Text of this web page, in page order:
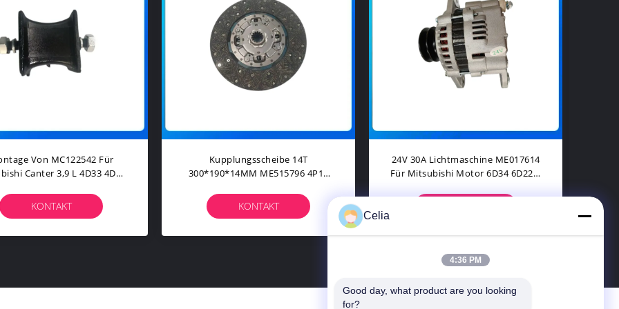
Anlasser ME077796 Für Mitsubishi
6D16 6D17 FK618 Motorersatzteile
KONTAKT
Pleuel ME150493 Für Mitsubishi
6D24 Motor Ersatzteile
KONTAKT
MC894211 Bremsmastenzylinder
Für Mitsubishi Canter-Motoren-
Celia
4:36 PM
Good day, what product are you looking
for?